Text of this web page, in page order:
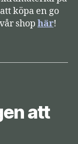
köpa en go
shop här!
att